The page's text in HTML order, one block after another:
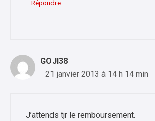
Répondre
GOJI38
21 janvier 2013 à 14 h 14 min
J’attends tjr le remboursement.